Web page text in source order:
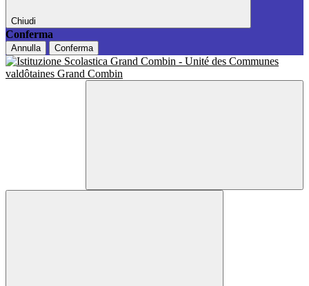
Chiudi
Conferma
Annulla Conferma